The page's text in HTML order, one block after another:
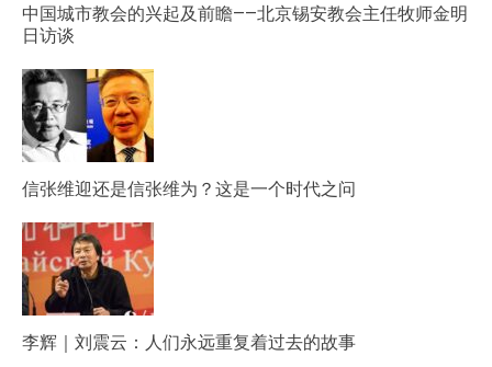
中国城市教会的兴起及前瞻——北京锡安教会主任牧师金明
日访谈
信张维迎还是信张维为？这是一个时代之问
李辉｜刘震云：人们永远重复着过去的故事